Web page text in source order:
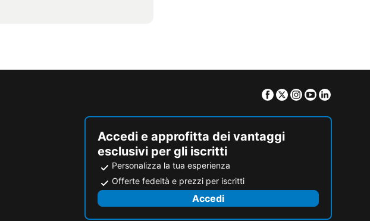
Facebook
TwitterInstagram
Youtube
Accedi e approfitta dei vantaggi
esclusivi per gli iscritti
Personalizza la tua esperienza
Offerte fedeltà e prezzi per iscritti
Accedi